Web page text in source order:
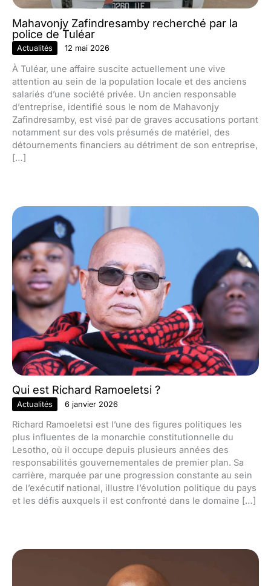
Mahavonjy Zafindresamby recherché par la
police de Tuléar
Actualités 12 mai 2026
À Tuléar, une affaire suscite actuellement une vive
attention au sein de la population locale et des anciens
salariés d’une société privée. Un ancien responsable
d’entreprise, identifié sous le nom de Mahavonjy
Zafindresamby, est visé par de graves accusations portant
notamment sur des vols présumés de matériel, des
détournements financiers au détriment de son entreprise,
[…]
Qui est Richard Ramoeletsi ?
Actualités 6 janvier 2026
Richard Ramoeletsi est l’une des figures politiques les
plus influentes de la monarchie constitutionnelle du
Lesotho, où il occupe depuis plusieurs années des
responsabilités gouvernementales de premier plan. Sa
carrière, marquée par une progression constante au sein
de l’exécutif national, illustre l’évolution politique du pays
et les défis auxquels il est confronté dans le domaine […]